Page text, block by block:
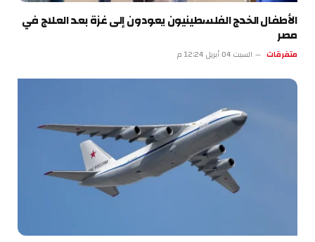
الأطفال الخدج الفلسطينيون يعودون إلى غزة بعد العلاج في
مصر
متفرقات السبت 04 أبريل 12:24 م